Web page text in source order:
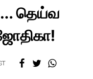
தெய்வ